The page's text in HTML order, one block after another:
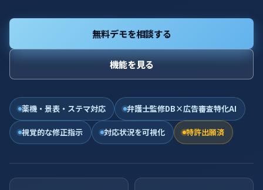
無料デモを相談する
機能を見る
薬機・景表・ステマ対応 弁護士監修DB×広告審査特化AI
視覚的な修正指示 対応状況を可視化 特許出願済